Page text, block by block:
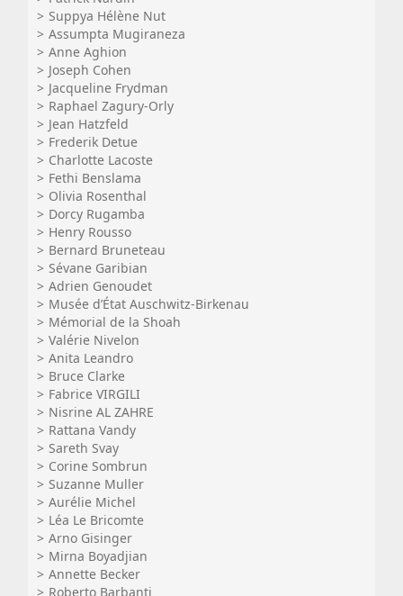
Suppya Hélène Nut
Assumpta Mugiraneza
Anne Aghion
Joseph Cohen
Jacqueline Frydman
Raphael Zagury-Orly
Jean Hatzfeld
Frederik Detue
Charlotte Lacoste
Fethi Benslama
Olivia Rosenthal
Dorcy Rugamba
Henry Rousso
Bernard Bruneteau
Sévane Garibian
Adrien Genoudet
Musée d’État Auschwitz-Birkenau
Mémorial de la Shoah
Valérie Nivelon
Anita Leandro
Bruce Clarke
Fabrice VIRGILI
Nisrine AL ZAHRE
Rattana Vandy
Sareth Svay
Corine Sombrun
Suzanne Muller
Aurélie Michel
Léa Le Bricomte
Arno Gisinger
Mirna Boyadjian
Annette Becker
Roberto Barbanti